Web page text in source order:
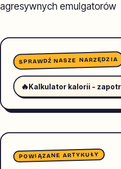
agresywnych emulgatorów
SPRAWDŹ NASZE NARZĘDZIA
🔥Kalkulator kalorii -
POWIĄZANE ARTYKUŁY